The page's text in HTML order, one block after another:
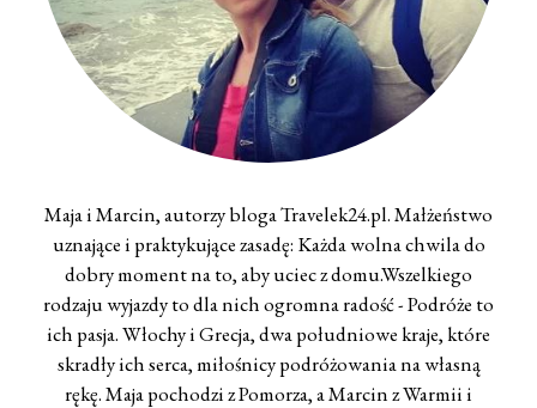
Maja i Marcin, autorzy bloga Travelek24.pl. Małżeństwo
uznające i praktykujące zasadę: Każda wolna chwila do
dobry moment na to, aby uciec z domu.Wszelkiego
rodzaju wyjazdy to dla nich ogromna radość - Podróże to
ich pasja. Włochy i Grecja, dwa południowe kraje, które
skradły ich serca, miłośnicy podróżowania na własną
rękę. Maja pochodzi z Pomorza, a Marcin z Warmii i